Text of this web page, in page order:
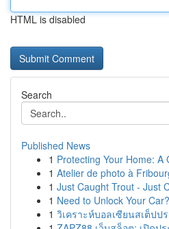
HTML is disabled
Search
Published News
1 Protecting Your Home: A
1 Atelier de photo à
1 Just Caught Trout - Just
1 Need to Unlock Your
1 วิเคราะห์บอลเซียนสเต็ปป